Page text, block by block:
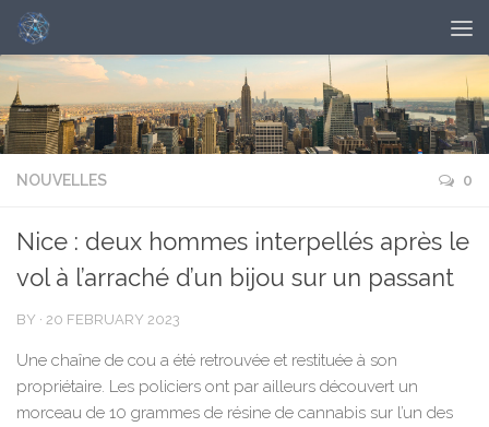
NOUVELLES 0
Nice : deux hommes interpellés après le
vol à l’arraché d’un bijou sur un passant
BY · 20 FEBRUARY 2023
Une chaîne de cou a été retrouvée et restituée à son
propriétaire. Les policiers ont par ailleurs découvert un
morceau de 10 grammes de résine de cannabis sur l’un des